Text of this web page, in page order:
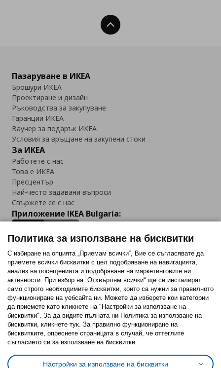
Нагоре
Пазаруване в ИКЕА
Брошури ИКЕА
Проектиране и дизайн
Ръководства за закупуване
Гаранции ИКЕА
Ваучер за подарък ИКЕА
Условия за връщане на закупени стоки
За ИКЕА
Работете с нас
Това е ИКЕА
Пресцентър
Най-често задавани въпроси
Свържете се с нас
Приложение IKEA Bulgaria:
Последвайте ни:
FacebookTwitterYoutubePinterestInstagram
Политика за използване на бисквитки (Cookies)
Избор на настройки за използване на бисквитки
Условия за ползване на ikea.bgОбща политика за личните данни
Политика за използване на бисквитки
С избиране на опцията „Приемам всички“, Вие се съгласявате да
приемете всички бисквитки с цел подобряване на навигацията,
анализ на посещенията и подобряване на маркетинговите ни
активности. При избор на „Отхвърлям всички“ ще се инсталират
само строго необходимитe бисквитки, които са нужни за правилното
функциониране на уебсайта ни. Можете да изберете кои категории
да приемете като кликнете на "Настройки за използване на
бисквитки". За да видите пълната ни Политика за използване на
бисквитки, кликнете тук. За правилно функциониране на
бисквитките, опреснете страницата в случай, че оттеглите
съгласието си за използване на бисквитки.
Настройки за използване на бисквитки